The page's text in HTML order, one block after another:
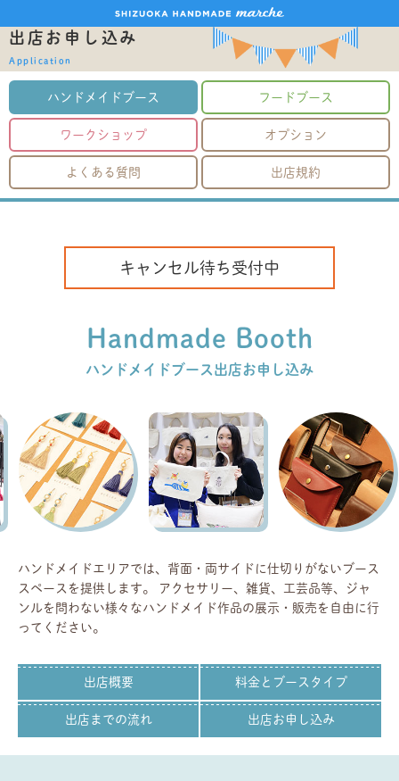
出店お申し込み
Application
ハンドメイドブース フードブース
ワークショップ オプション
よくある質問 出店規約
キャンセル待ち受付中
Handmade Booth
ハンドメイドブース出店お申し込み
ハンドメイドエリアでは、背面・両サイドに仕切りがないブース
スペースを提供します。
アクセサリー、雑貨、工芸品等、ジャ
ンルを問わない様々なハンドメイド作品の展示・販売を自由に行
ってください。
出店概要 料金とブースタイプ
出店までの流れ 出店お申し込み